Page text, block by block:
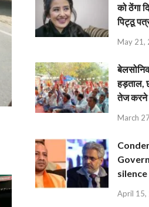
को ठेंगा
पिट्ठू
May 21,
हड़ताल,
तेज करने
March
April 15,